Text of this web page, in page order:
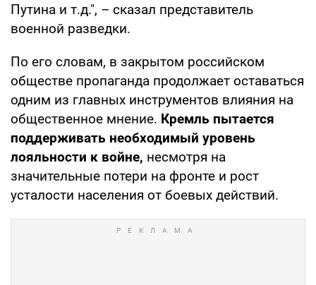
Путина и т.д.", – сказал представитель
военной разведки.
По его словам, в закрытом российском
обществе пропаганда продолжает оставаться
одним из главных инструментов влияния на
общественное мнение. Кремль пытается
поддерживать необходимый уровень
лояльности к войне, несмотря на
значительные потери на фронте и рост
усталости населения от боевых действий.